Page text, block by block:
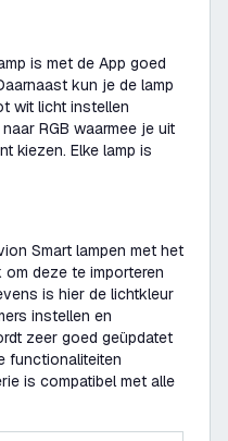
is met de App goed
kun je de lamp
wit licht instellen
RGB waarmee je uit
kiezen. Elke lamp is
Smart lampen met het
deze te importeren
is hier de lichtkleur
instellen en
zeer goed geüpdatet
functionaliteiten
is compatibel met alle